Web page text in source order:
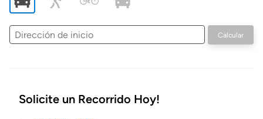
Dirección
de
Calcular
Solicite un Recorrido Hoy!